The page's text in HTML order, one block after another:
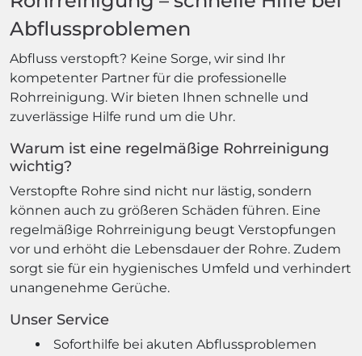
Abflussproblemen
Abfluss verstopft? Keine Sorge, wir sind Ihr
kompetenter Partner für die professionelle
Rohrreinigung. Wir bieten Ihnen schnelle und
zuverlässige Hilfe rund um die Uhr.
Warum ist eine regelmäßige Rohrreinigung
wichtig?
Verstopfte Rohre sind nicht nur lästig, sondern
können auch zu größeren Schäden führen. Eine
regelmäßige Rohrreinigung beugt Verstopfungen
vor und erhöht die Lebensdauer der Rohre. Zudem
sorgt sie für ein hygienisches Umfeld und verhindert
unangenehme Gerüche.
Unser Service
Soforthilfe bei akuten Abflussproblemen